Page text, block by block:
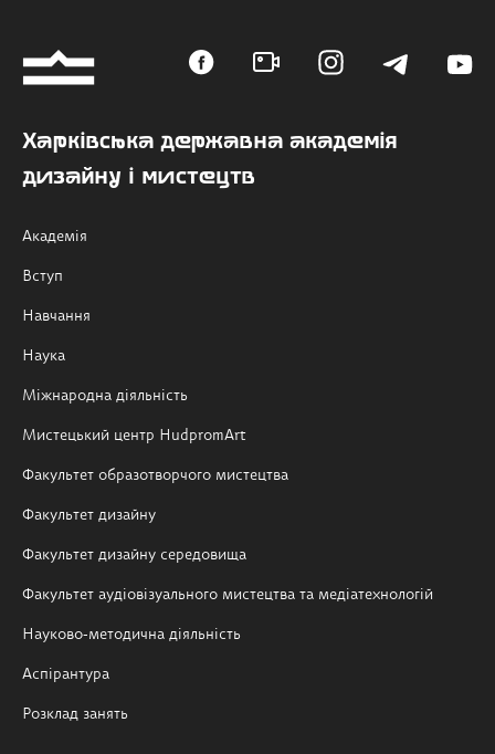
Харківська державна академія
дизайну і мистецтв
Академія
Вступ
Навчання
Наука
Міжнародна діяльність
Мистецький центр HudpromArt
Факультет образотворчого мистецтва
Факультет дизайну
Факультет дизайну середовища
Факультет аудіовізуального мистецтва та медіатехнологій
Науково-методична діяльність
Аспірантура
Розклад занять